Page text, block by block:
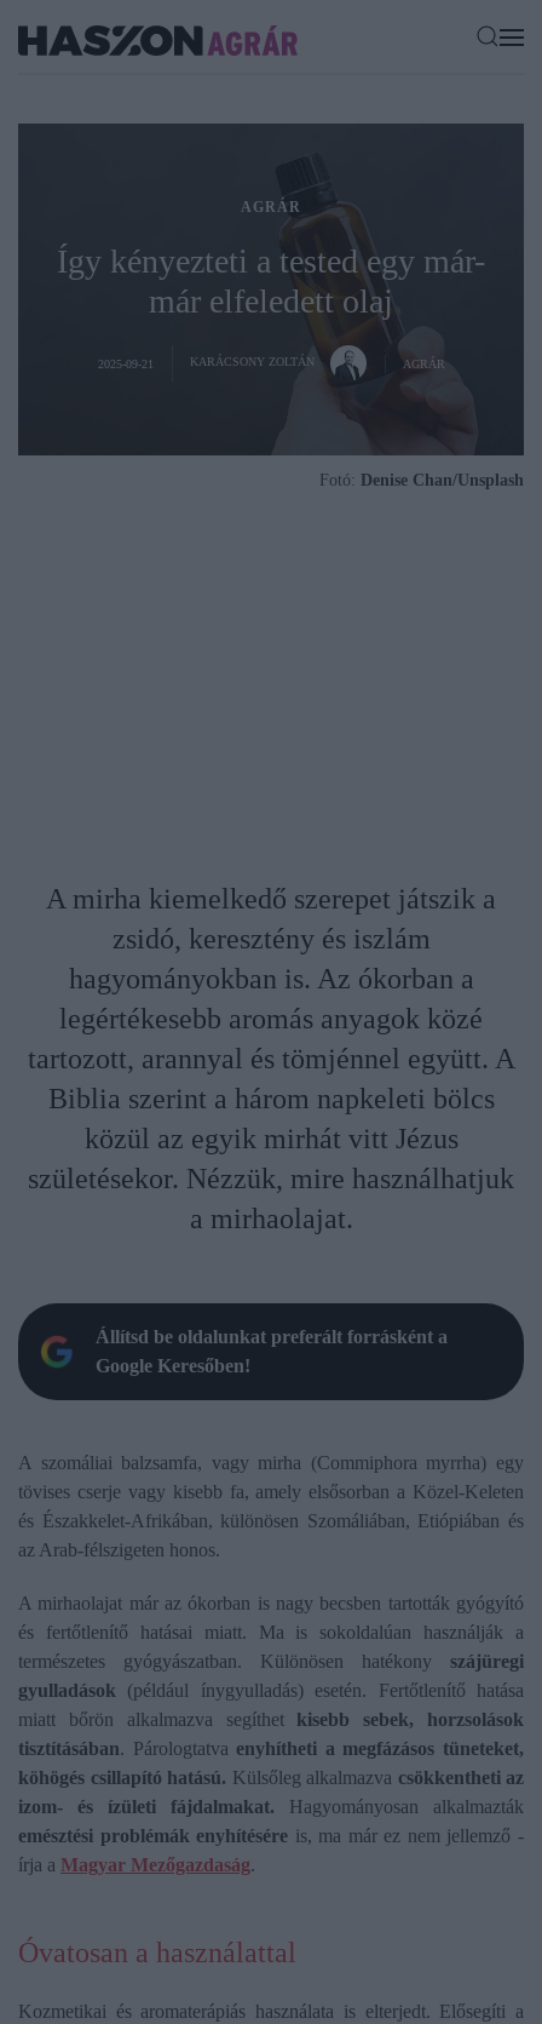
AGRÁR
Így kényezteti a tested egy már-
már elfeledett olaj
2025-09-21 KARÁCSONY ZOLTÁN AGRÁR
Fotó: Denise Chan/Unsplash
A mirha kiemelkedő szerepet játszik a
zsidó, keresztény és iszlám
hagyományokban is. Az ókorban a
legértékesebb aromás anyagok közé
tartozott, arannyal és tömjénnel együtt. A
Biblia szerint a három napkeleti bölcs
közül az egyik mirhát vitt Jézus
születésekor. Nézzük, mire használhatjuk
a mirhaolajat.
Állítsd be oldalunkat preferált forrásként a
Google Keresőben!
A szomáliai balzsamfa, vagy mirha (Commiphora myrrha) egy
tövises cserje vagy kisebb fa, amely elsősorban a Közel-Keleten
és Északkelet-Afrikában, különösen Szomáliában, Etiópiában és
az Arab-félszigeten honos.
A mirhaolajat már az ókorban is nagy becsben tartották gyógyító
és fertőtlenítő hatásai miatt. Ma is sokoldalúan használják a
természetes gyógyászatban. Különösen hatékony szájüregi
gyulladások (például ínygyulladás) esetén. Fertőtlenítő hatása
miatt bőrön alkalmazva segíthet kisebb sebek, horzsolások
tisztításában. Párologtatva enyhítheti a megfázásos tüneteket,
köhögés csillapító hatású. Külsőleg alkalmazva csökkentheti az
izom- és ízületi fájdalmakat. Hagyományosan alkalmazták
emésztési problémák enyhítésére is, ma már ez nem jellemző -
írja a Magyar Mezőgazdaság.
Óvatosan a használattal
Kozmetikai és aromaterápiás használata is elterjedt. Elősegíti a